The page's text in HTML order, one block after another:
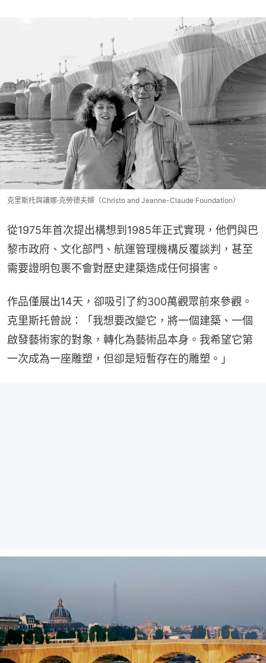
克里斯托與讓娜·克勞德夫婦（Christo and Jeanne-Claude Foundation）
從1975年首次提出構想到1985年正式實現，他們與巴
黎市政府、文化部門、航運管理機構反覆談判，甚至
需要證明包裹不會對歷史建築造成任何損害。
作品僅展出14天，卻吸引了約300萬觀眾前來參觀。
克里斯托曾說：「我想要改變它，將一個建築、一個
啟發藝術家的對象，轉化為藝術品本身。我希望它第
一次成為一座雕塑，但卻是短暫存在的雕塑。」